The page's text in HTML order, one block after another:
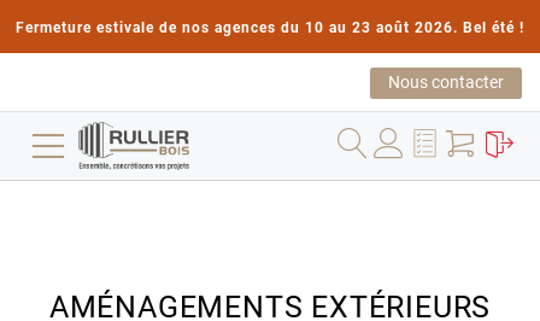
Fermeture estivale de nos agences du 10 au 23 août 2026. Bel été !
Nous contacter
AMÉNAGEMENTS EXTÉRIEURS